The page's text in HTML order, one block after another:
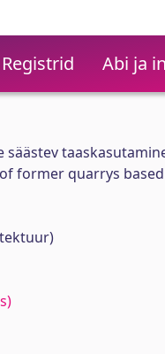
Registrid Abi ja
säästev
former quarrys